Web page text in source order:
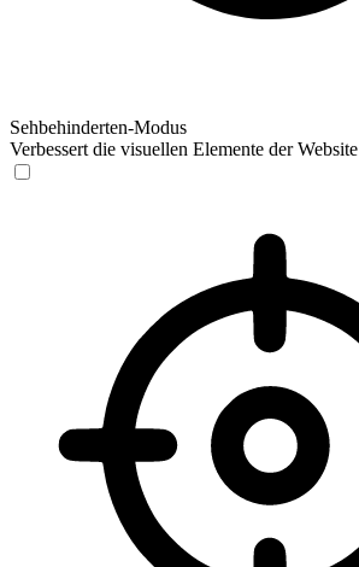
Sehbehinderten-Modus
Verbessert die visuellen Elemente der Website